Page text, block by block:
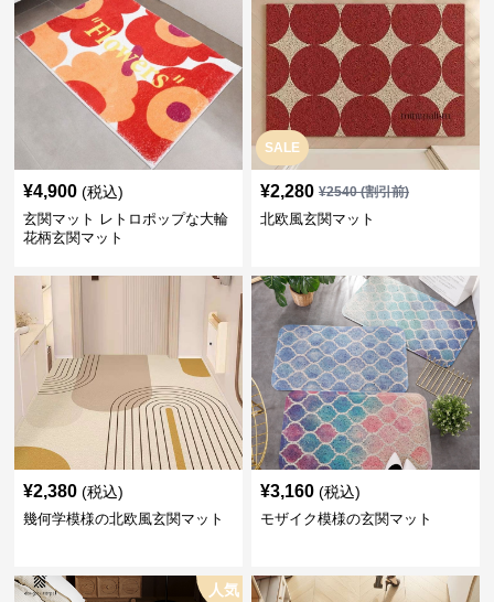
¥4,900 (税込)
玄関マット レトロポップな大輪
花柄玄関マット
SALE
¥2,280 ¥2540(割引前)
北欧風玄関マット
¥2,380 (税込)
幾何学模様の北欧風玄関マット
¥3,160 (税込)
モザイク模様の玄関マット
人気